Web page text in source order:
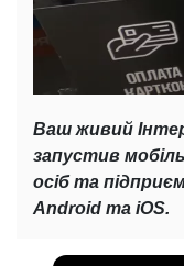
Ваш живий
запустив
осіб та
Android та iOS.